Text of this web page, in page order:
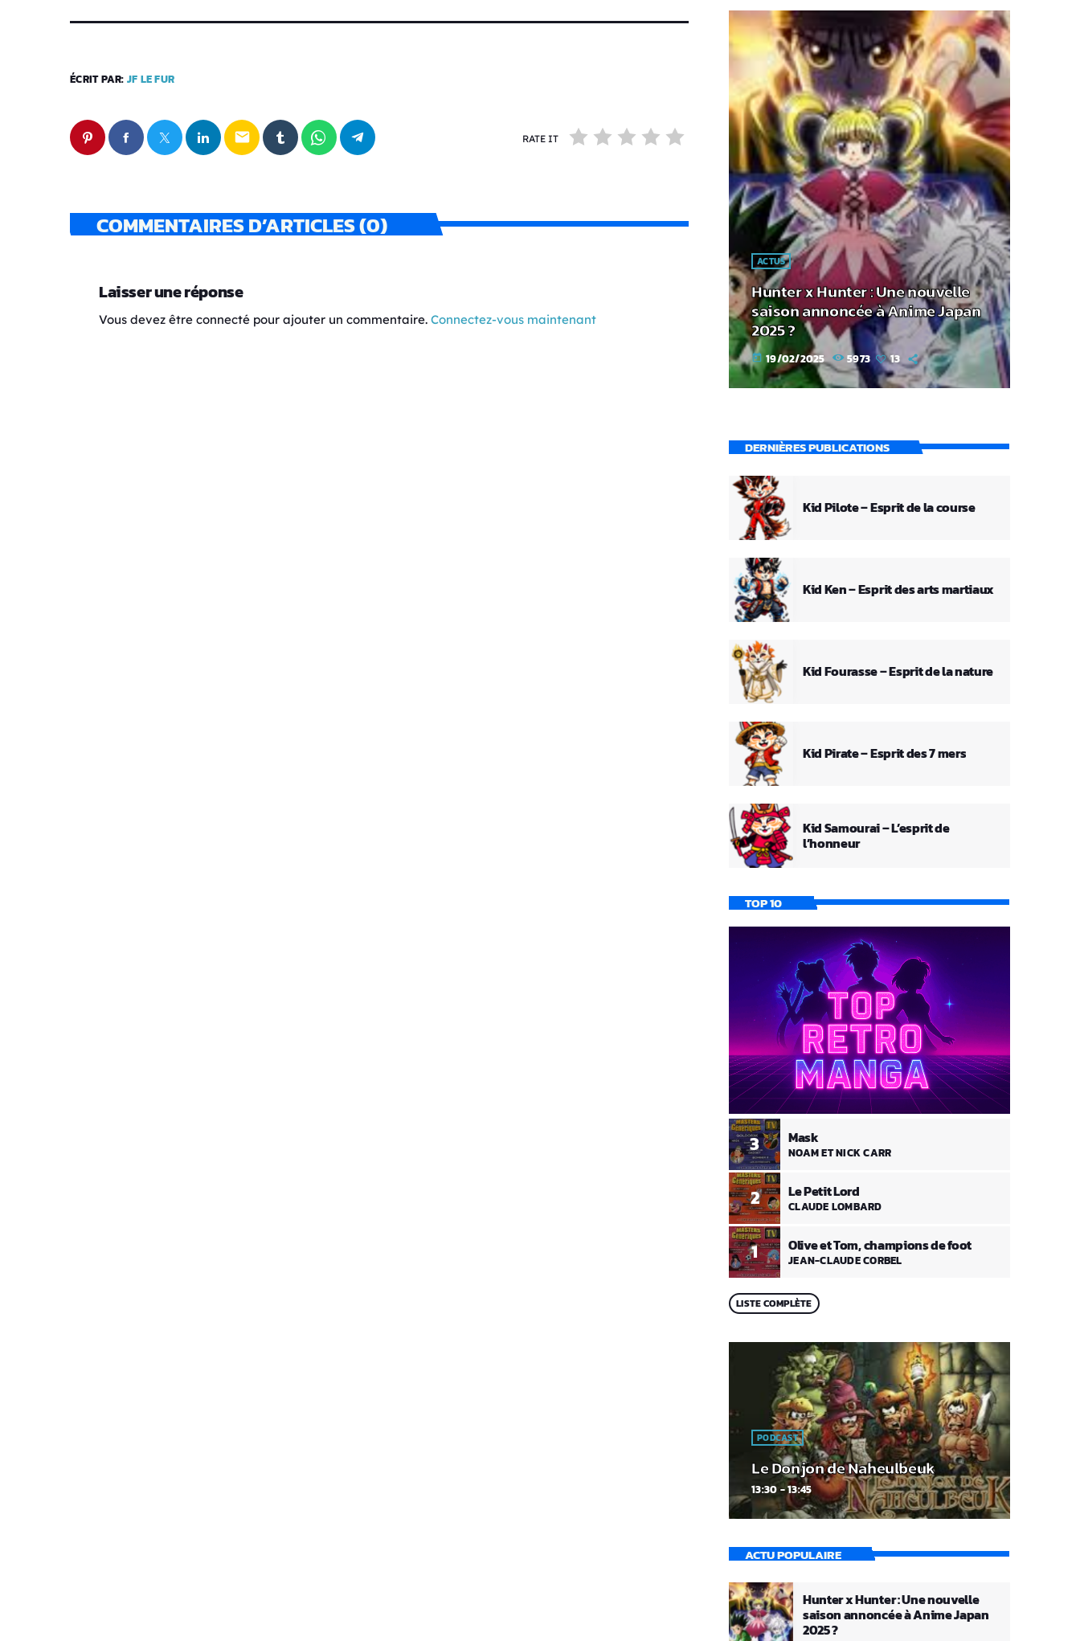
ÉCRIT PAR: JF LE FUR
email RATE IT
COMMENTAIRES D’ARTICLES (0)
Laisser une réponse
Vous devez être connecté pour ajouter un commentaire. Connectez-vous maintenant
ACTUS
Hunter x Hunter : Une nouvelle
saison annoncée à Anime Japan
2025 ?
today 19/02/2025 5973 13
DERNIÈRES PUBLICATIONS
Kid Pilote – Esprit de la course
Kid Ken – Esprit des arts martiaux
Kid Fourasse – Esprit de la nature
Kid Pirate – Esprit des 7 mers
Kid Samourai – L’esprit de
l’honneur
TOP 10
1 Olive et Tom, champions de foot
JEAN-CLAUDE CORBEL
2 Le Petit Lord
CLAUDE LOMBARD
3 Mask
NOAM ET NICK CARR
LISTE COMPLÈTE
PODCAST
Le Donjon de Naheulbeuk
13:30 - 13:45
ACTU POPULAIRE
Hunter x Hunter : Une nouvelle
saison annoncée à Anime Japan
2025 ?